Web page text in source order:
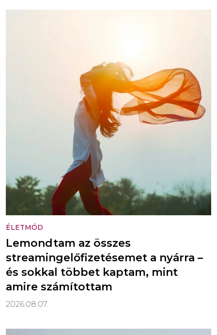
ÉLETMÓD
Lemondtam az összes
streamingelőfizetésemet a nyárra –
és sokkal többet kaptam, mint
amire számítottam
2026.08.07.